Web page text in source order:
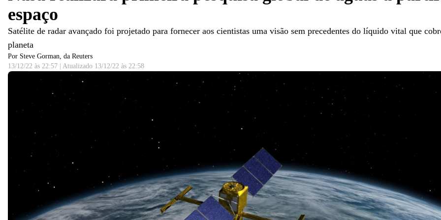
espaço
Satélite de radar avançado foi projetado para fornecer aos cientistas uma visão sem precedentes do líquido vital que
planeta
Por Steve Gorman, da Reuters
13/12/22 às 22:57
Atualizado 13/12/22 às 22:58